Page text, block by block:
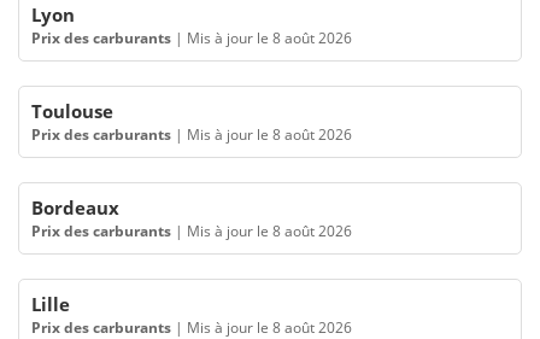
Lyon
Prix des carburants | Mis à jour le 8 août 2026
Toulouse
Prix des carburants | Mis à jour le 8 août 2026
Bordeaux
Prix des carburants | Mis à jour le 8 août 2026
Lille
Prix des carburants | Mis à jour le 8 août 2026